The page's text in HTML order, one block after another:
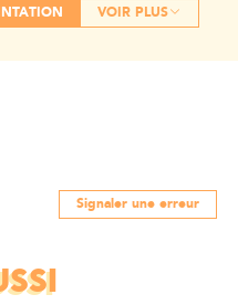
VOIR PLUS
Signaler une erreur